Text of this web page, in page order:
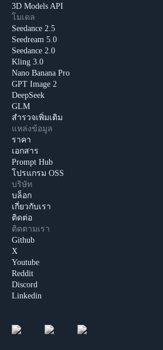
3D Models API
โมเดล
Seedance 2.5
Seedream 5.0
Seedance 2.0
Kling 3.0
Nano Banana Pro
GPT Image 2
DeepSeek
GLM
สำรวจเพิ่มเติม
แหล่งข้อมูล
ราคา
เอกสาร
Prompt Hub
โปรแกรม OSS
บริษัท
บล็อก
เกี่ยวกับเรา
ติดต่อ
ติดตามเรา
Github
X
Youtube
Reddit
Discord
Linkedin